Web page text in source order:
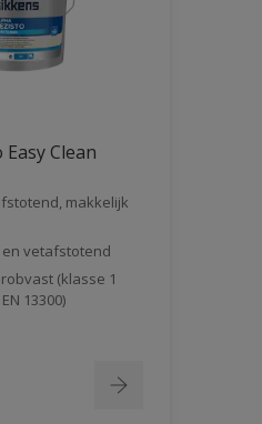
Clean
makkelijk
en vetafstotend
(klasse 1
13300)